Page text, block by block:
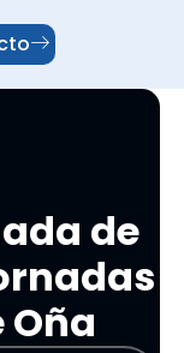
de
Oña